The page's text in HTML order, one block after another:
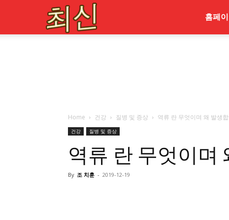
홈페
Home 건강 질병 및 증상 역류 란 무엇이며 왜 발생
건강 질병 및 증상
역류 란 무엇이며
By 조 치훈 - 2019-12-19